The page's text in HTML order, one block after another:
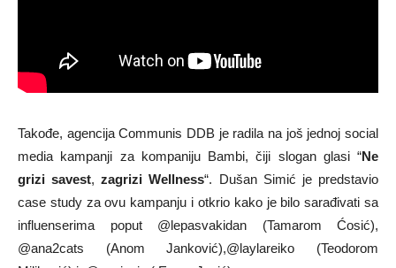
Takođe, agencija Communis DDB je radila na još jednoj social
media kampanji za kompaniju Bambi, čiji slogan glasi “Ne
grizi savest,zagrizi Wellness“. Dušan Simić je predstavio
case study za ovu kampanju i otkrio kako je bilo sarađivati sa
influenserima poput @lepasvakidan (Tamarom Ćosić),
@ana2cats (Anom Janković),@laylareiko (Teodorom